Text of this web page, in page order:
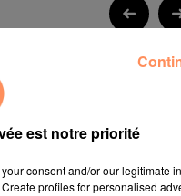
est notre priorité
consent and/or our legitimate
profiles for personalised